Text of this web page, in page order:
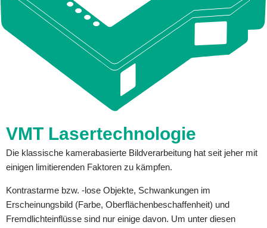
VMT Lasertechnologie
Die klassische kamerabasierte Bildverarbeitung hat seit jeher mit
einigen limitierenden Faktoren zu kämpfen.
Kontrastarme bzw. -lose Objekte, Schwankungen im
Erscheinungsbild (Farbe, Oberflächenbeschaffenheit) und
Fremdlichteinflüsse sind nur einige davon. Um unter diesen